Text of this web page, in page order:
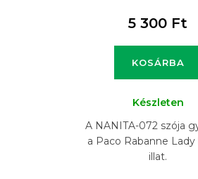
5 300 Ft
KOSÁRBA
Készleten
A NANITA-072 szója
a Paco Rabanne Lady
illat.